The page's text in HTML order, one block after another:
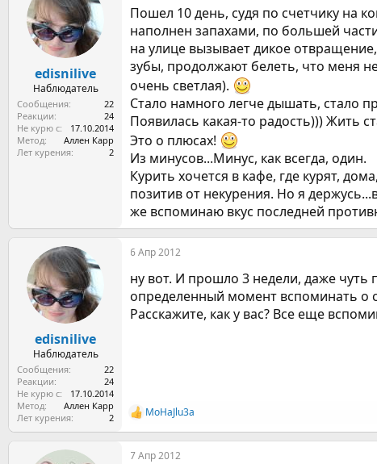
edisnilive
Наблюдатель
Сообщения
22
Реакции
24
Не курю с
17.10.2014
Метод
Аллен Карр
Лет курения
2
Пошел 10 день, судя по счетчику на
наполнен запахами, по большей
на улице вызывает дикое
зубы, продолжают белеть, что меня
очень светлая).
Стало намного легче дышать, стало
Появилась какая-то радость))) Жить
Это о плюсах!
Из минусов...Минус, как всегда, один.
Курить хочется в кафе, где курят,
позитив от некурения. Но я
же вспоминаю вкус последней
edisnilive
Наблюдатель
Сообщения
22
Реакции
24
Не курю с
17.10.2014
Метод
Аллен Карр
Лет курения
2
6 Апр 2012
ну вот. И прошло 3 недели, даже чуть
определенный момент вспоминать о
Расскажите, как у вас? Все еще
Р
е
а
к
MoHaJlu3a
7 Апр 2012